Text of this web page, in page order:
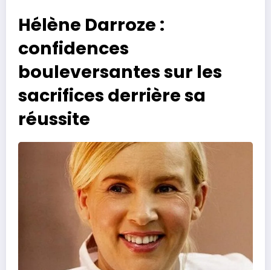
Hélène Darroze :
confidences
bouleversantes sur les
sacrifices derrière sa
réussite